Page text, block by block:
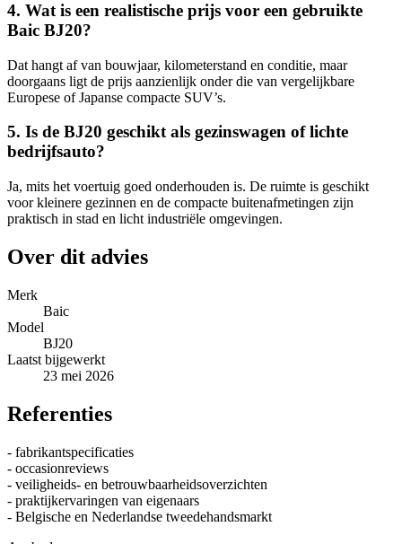
4. Wat is een realistische prijs voor een gebruikte
Baic BJ20?
Dat hangt af van bouwjaar, kilometerstand en conditie, maar
doorgaans ligt de prijs aanzienlijk onder die van vergelijkbare
Europese of Japanse compacte SUV’s.
5. Is de BJ20 geschikt als gezinswagen of lichte
bedrijfsauto?
Ja, mits het voertuig goed onderhouden is. De ruimte is geschikt
voor kleinere gezinnen en de compacte buitenafmetingen zijn
praktisch in stad en licht industriële omgevingen.
Over dit advies
Merk
Baic
Model
BJ20
Laatst bijgewerkt
23 mei 2026
Referenties
- fabrikantspecificaties
- occasionreviews
- veiligheids- en betrouwbaarheidsoverzichten
- praktijkervaringen van eigenaars
- Belgische en Nederlandse tweedehandsmarkt